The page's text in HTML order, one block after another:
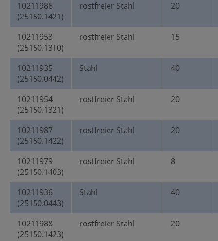
10211986
(25150.1421)
rostfreier Stahl 20
10211953
(25150.1310)
rostfreier Stahl 15
10211935
(25150.0442)
Stahl 40
10211954
(25150.1321)
rostfreier Stahl 20
10211987
(25150.1422)
rostfreier Stahl 20
10211979
(25150.1403)
rostfreier Stahl 8
10211936
(25150.0443)
Stahl 40
10211988
(25150.1423)
rostfreier Stahl 20